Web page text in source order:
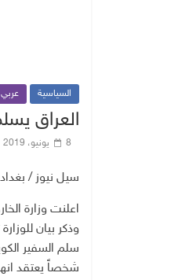
السياسية
العراق
8 يونيو، 2019
سيل نيوز / بغداد
اعلنت وزارة
وذكر بيان
شخصاً يعتقد